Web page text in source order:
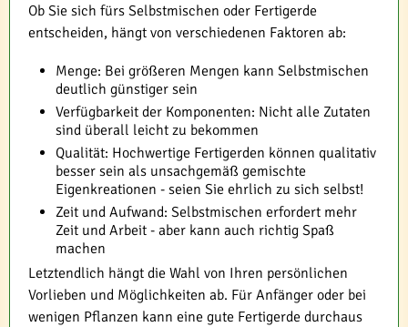
Ob Sie sich fürs Selbstmischen oder Fertigerde
entscheiden, hängt von verschiedenen Faktoren ab:
Menge: Bei größeren Mengen kann Selbstmischen
deutlich günstiger sein
Verfügbarkeit der Komponenten: Nicht alle Zutaten
sind überall leicht zu bekommen
Qualität: Hochwertige Fertigerden können qualitativ
besser sein als unsachgemäß gemischte
Eigenkreationen - seien Sie ehrlich zu sich selbst!
Zeit und Aufwand: Selbstmischen erfordert mehr
Zeit und Arbeit - aber kann auch richtig Spaß
machen
Letztendlich hängt die Wahl von Ihren persönlichen
Vorlieben und Möglichkeiten ab. Für Anfänger oder bei
wenigen Pflanzen kann eine gute Fertigerde durchaus